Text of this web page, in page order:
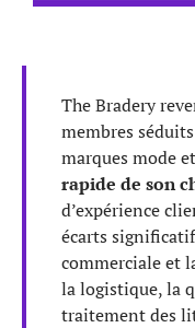
The Bradery
membres
marques mode
rapide de son
d’expérience
écarts
commerciale et
la logistique, la
traitement des